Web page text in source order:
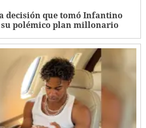
decisión que tomó Infantino
su polémico plan millonario